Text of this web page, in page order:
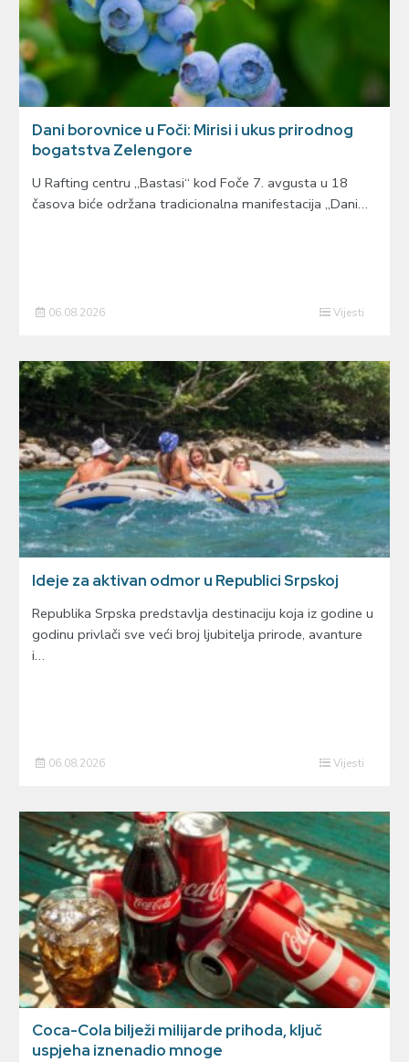
Dani borovnice u Foči: Mirisi i ukus prirodnog
bogatstva Zelengore
U Rafting centru „Bastasi“ kod Foče 7. avgusta u 18
časova biće održana tradicionalna manifestacija „Dani…
06.08.2026 Vijesti
Ideje za aktivan odmor u Republici Srpskoj
Republika Srpska predstavlja destinaciju koja iz godine u
godinu privlači sve veći broj ljubitelja prirode, avanture
i…
06.08.2026 Vijesti
Coca-Cola bilježi milijarde prihoda, ključ
uspjeha iznenadio mnoge